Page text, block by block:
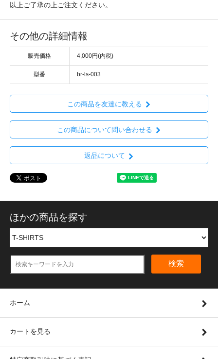
以上ご了承の上ご注文ください。
その他の詳細情報
販売価格 4,000円(内税)
型番 br-ls-003
この商品を友達に教える
この商品について問い合わせる
返品について
ほかの商品を探す
検索
ホーム
カートを見る